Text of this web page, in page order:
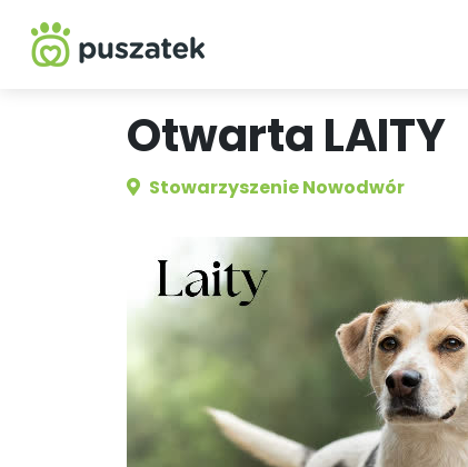
Otwarta LAITY
Stowarzyszenie Nowodwór